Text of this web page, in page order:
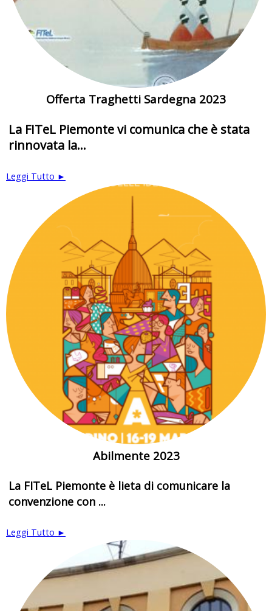
Offerta Traghetti Sardegna 2023
La FITeL Piemonte vi comunica che è stata
rinnovata la...
Leggi Tutto ►
Abilmente 2023
La FITeL Piemonte è lieta di comunicare la
convenzione con ...
Leggi Tutto ►